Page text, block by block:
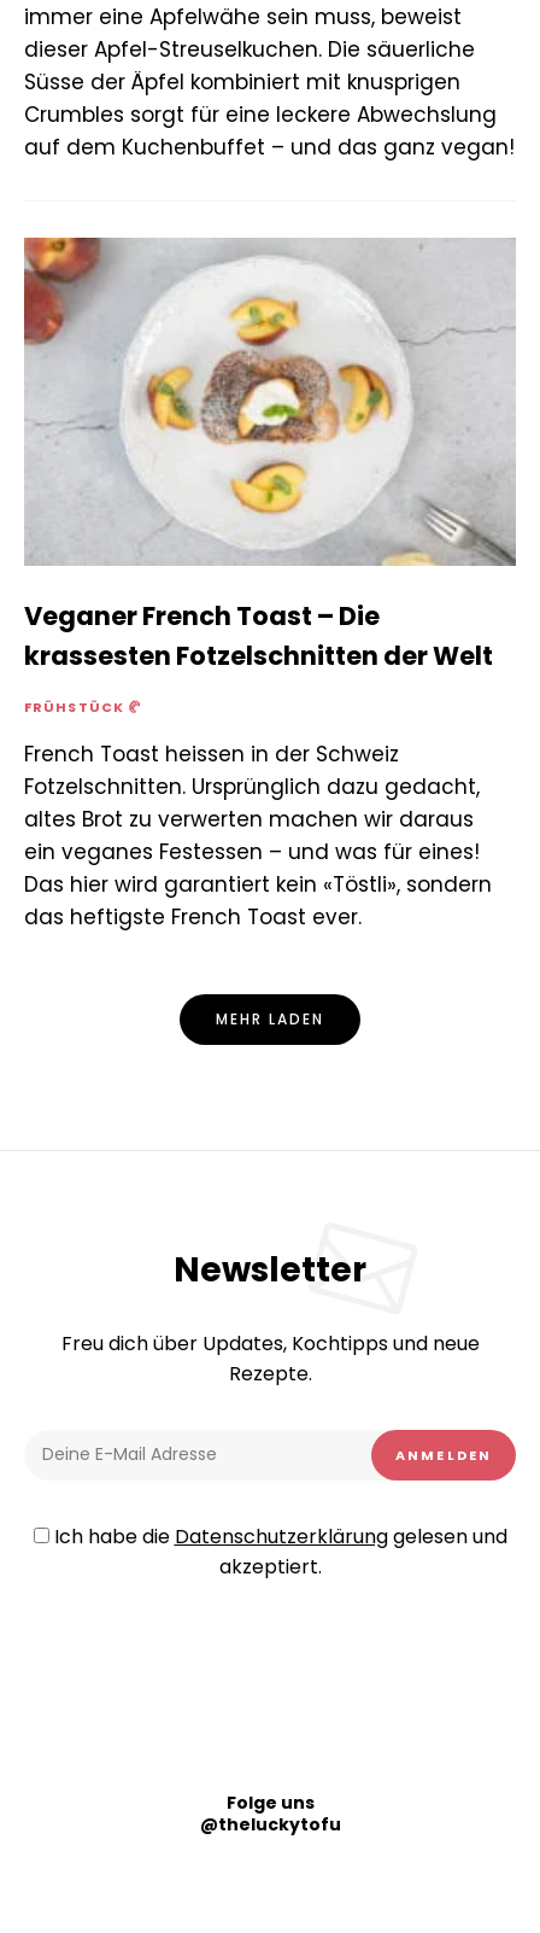
immer eine Apfelwähe sein muss, beweist
dieser Apfel-Streuselkuchen. Die säuerliche
Süsse der Äpfel kombiniert mit knusprigen
Crumbles sorgt für eine leckere Abwechslung
auf dem Kuchenbuffet – und das ganz vegan!
Veganer French Toast – Die
krassesten Fotzelschnitten der Welt
FRÜHSTÜCK 🥐
French Toast heissen in der Schweiz
Fotzelschnitten. Ursprünglich dazu gedacht,
altes Brot zu verwerten machen wir daraus
ein veganes Festessen – und was für eines!
Das hier wird garantiert kein «Töstli», sondern
das heftigste French Toast ever.
MEHR LADEN
Newsletter
Freu dich über Updates, Kochtipps und neue
Rezepte.
Ich habe die Datenschutzerklärunggelesen und
akzeptiert.
Folge uns
@theluckytofu